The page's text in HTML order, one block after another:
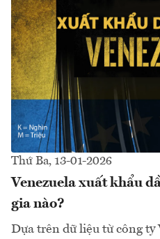
Thứ Ba, 13-01-2026
Venezuela xuất khẩu
gia nào?
Dựa trên dữ liệu từ công ty